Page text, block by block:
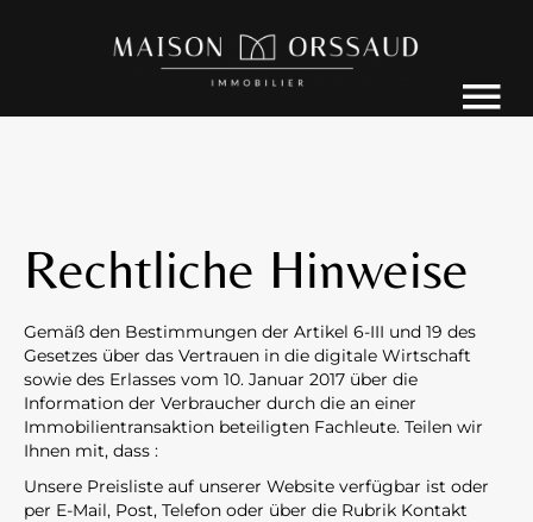
Rechtliche Hinweise
Gemäß den Bestimmungen der Artikel 6-III und 19 des
Gesetzes über das Vertrauen in die digitale Wirtschaft
sowie des Erlasses vom 10. Januar 2017 über die
Information der Verbraucher durch die an einer
Immobilientransaktion beteiligten Fachleute. Teilen wir
Ihnen mit, dass :
Unsere Preisliste auf unserer Website verfügbar ist oder
per E-Mail, Post, Telefon oder über die Rubrik Kontakt